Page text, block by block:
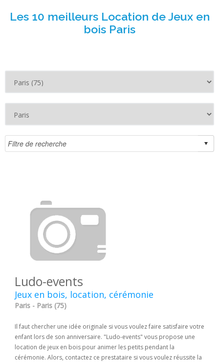
Les 10 meilleurs Location de Jeux en
bois Paris
Ludo-events
Jeux en bois, location, cérémonie
Paris - Paris (75)
Il faut chercher une idée originale si vous voulez faire satisfaire votre
enfant lors de son anniversaire. "Ludo-events" vous propose une
location de jeux en bois pour animer les petits pendant la
cérémonie. Alors, contactez ce prestataire si vous voulez réussite la